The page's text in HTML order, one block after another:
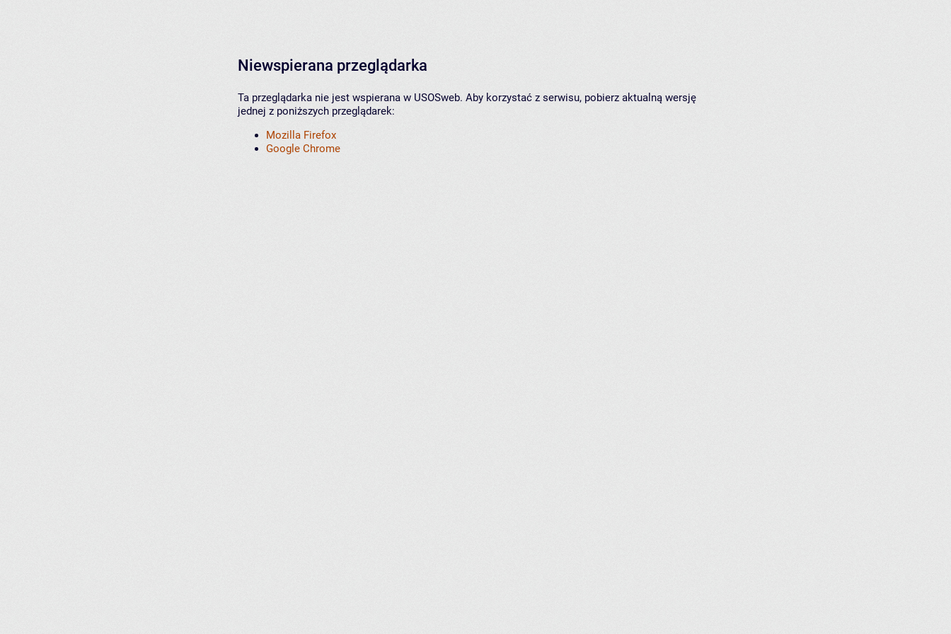
Niewspierana przeglądarka
Ta przeglądarka nie jest wspierana w USOSweb. Aby korzystać z serwisu, pobierz aktualną wersję
jednej z poniższych przeglądarek:
Mozilla Firefox
Google Chrome